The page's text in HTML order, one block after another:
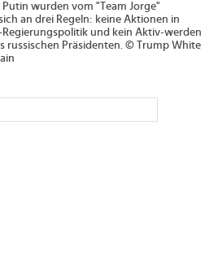
wurden vom "Team Jorge"
an drei Regeln: keine Aktionen in
Regierungspolitik und kein Aktiv-werden
russischen Präsidenten. © Trump White